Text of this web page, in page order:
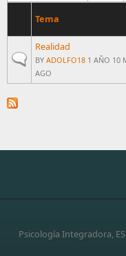
Tema
Normal topic
Realidad
BY ADOLFO18 1 AÑO 10
AGO
Psicología Integradora,